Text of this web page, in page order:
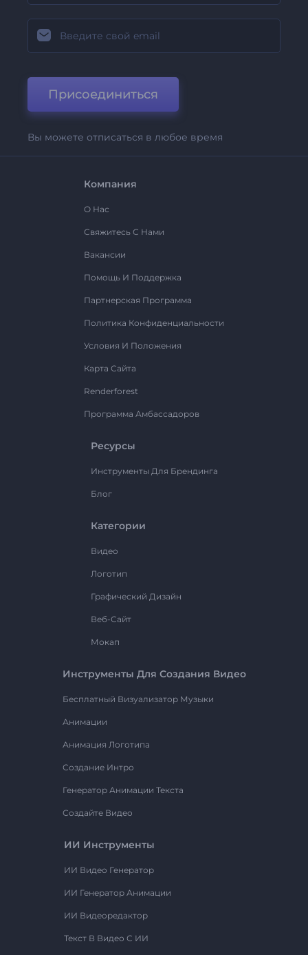
Присоединиться
Вы можете отписаться в любое время
Компания
О Нас
Свяжитесь С Нами
Вакансии
Помощь И Поддержка
Партнерская Программа
Политика Конфиденциальности
Условия И Положения
Карта Сайта
Renderforest
Программа Амбассадоров
Ресурсы
Инструменты Для Брендинга
Блог
Категории
Видео
Логотип
Графический Дизайн
Веб-Сайт
Мокап
Инструменты Для Создания Видео
Бесплатный Визуализатор Музыки
Анимации
Анимация Логотипа
Создание Интро
Генератор Анимации Текста
Создайте Видео
ИИ Инструменты
ИИ Видео Генератор
ИИ Генератор Анимации
ИИ Видеоредактор
Текст В Видео С ИИ